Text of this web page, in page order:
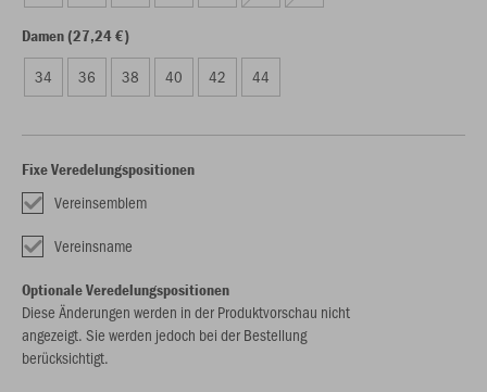
Damen (27,24 €)
34 36 38 40 42 44
Fixe Veredelungspositionen
Vereinsemblem
Vereinsname
Optionale Veredelungspositionen
Diese Änderungen werden in der Produktvorschau nicht
angezeigt. Sie werden jedoch bei der Bestellung
berücksichtigt.